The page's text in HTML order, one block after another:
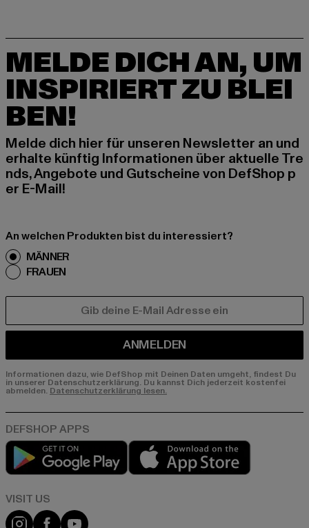
MELDE DICH AN, UM
INSPIRIERT ZU BLEI
BEN!
Melde dich hier für unseren Newsletter an und
erhalte künftig Informationen über aktuelle Tre
nds, Angebote und Gutscheine von DefShop p
er E-Mail!
An welchen Produkten bist du interessiert?
MÄNNER
FRAUEN
ANMELDEN
Informationen dazu, wie DefShop mit Deinen Daten umgeht, findest Du
in unserer Datenschutzerklärung. Du kannst Dich jederzeit kostenfei
abmelden. Datenschutzerklärung lesen.
Play market
Visit our Instagram page:
Visit our Facebook page:
Visit our YouTube channel: